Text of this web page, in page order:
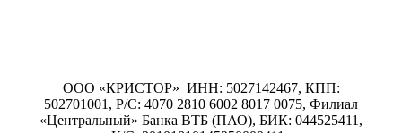
ООО «КРИСТОР» ИНН: 5027142467, КПП:
502701001, Р/С: 4070 2810 6002 8017 0075, Филиал
«Центральный» Банка ВТБ (ПАО), БИК: 044525411,